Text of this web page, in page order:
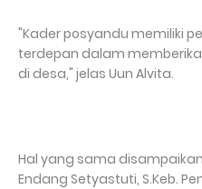
"Kader posyandu memiliki
terdepan dalam
di desa," jelas Uun Alvita.
Hal yang sama
Endang Setyastuti, S.Keb.